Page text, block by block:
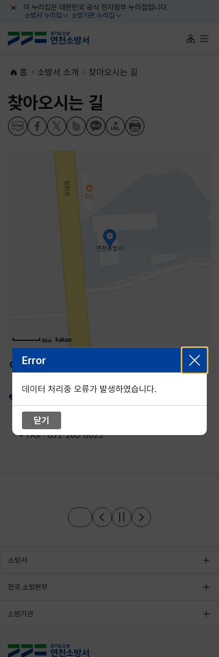
대메뉴 바로가기
본문 바로가기
이 누리집은 대한민국 공식 전자정부 누리집입니다.
소방서 누리집
열기
소방기관 누리집
열기
사이트맵
전체
홈 소방서 소개 찾아오시는 길
찾아오시는 길
30m
주소
경기도 연천군 전곡읍 평화로 892
TEL : 031-830-0119
FAX : 031-280-8825
소방서
전국 소방본부
소방기관
Error
데이터 처리중 오류가 발생하였습니다.
닫기